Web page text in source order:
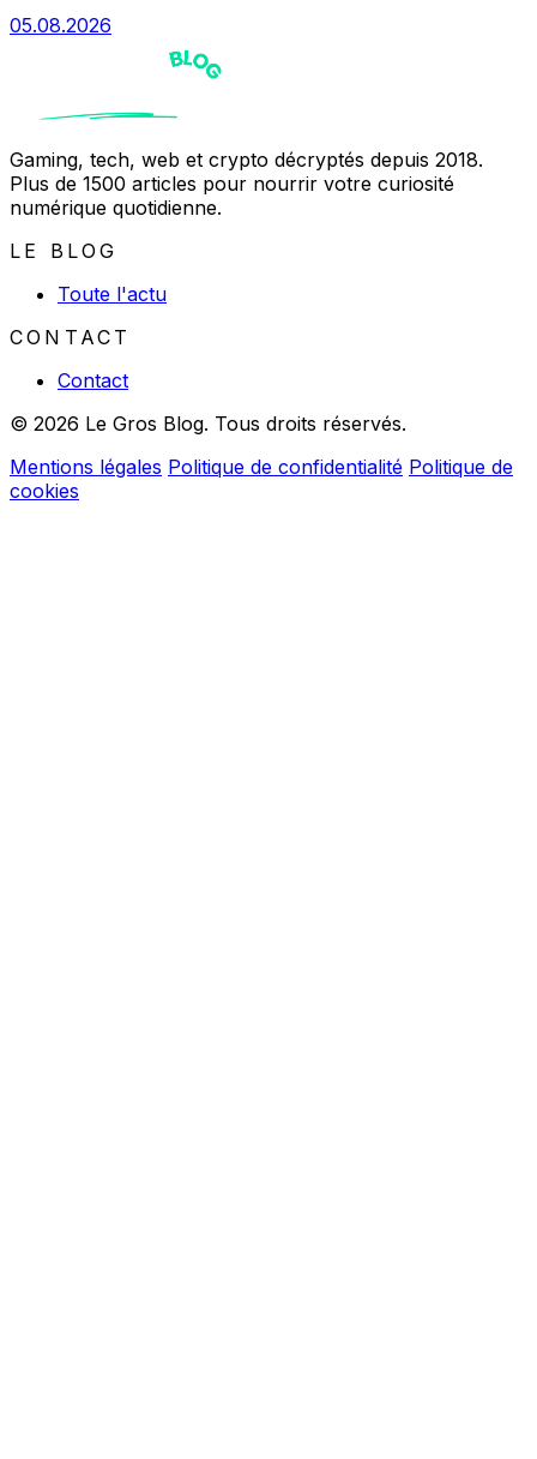
05.08.2026
Gaming, tech, web et crypto décryptés depuis 2018.
Plus de 1500 articles pour nourrir votre curiosité
numérique quotidienne.
LE BLOG
Toute l'actu
CONTACT
Contact
© 2026 Le Gros Blog. Tous droits réservés.
Mentions légales Politique de confidentialité Politique de
cookies